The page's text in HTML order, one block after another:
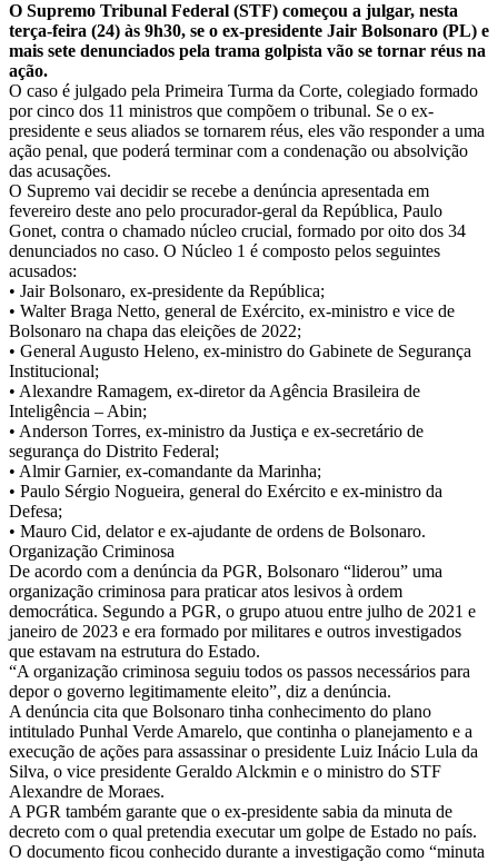
O Supremo Tribunal Federal (STF) começou a julgar, nesta
terça-feira (24) às 9h30, se o ex-presidente Jair Bolsonaro (PL) e
mais sete denunciados pela trama golpista vão se tornar réus na
ação.
O caso é julgado pela Primeira Turma da Corte, colegiado formado
por cinco dos 11 ministros que compõem o tribunal. Se o ex-
presidente e seus aliados se tornarem réus, eles vão responder a uma
ação penal, que poderá terminar com a condenação ou absolvição
das acusações.
O Supremo vai decidir se recebe a denúncia apresentada em
fevereiro deste ano pelo procurador-geral da República, Paulo
Gonet, contra o chamado núcleo crucial, formado por oito dos 34
denunciados no caso. O Núcleo 1 é composto pelos seguintes
acusados:
• Jair Bolsonaro, ex-presidente da República;
• Walter Braga Netto, general de Exército, ex-ministro e vice de
Bolsonaro na chapa das eleições de 2022;
• General Augusto Heleno, ex-ministro do Gabinete de Segurança
Institucional;
• Alexandre Ramagem, ex-diretor da Agência Brasileira de
Inteligência – Abin;
• Anderson Torres, ex-ministro da Justiça e ex-secretário de
segurança do Distrito Federal;
• Almir Garnier, ex-comandante da Marinha;
• Paulo Sérgio Nogueira, general do Exército e ex-ministro da
Defesa;
• Mauro Cid, delator e ex-ajudante de ordens de Bolsonaro.
Organização Criminosa
De acordo com a denúncia da PGR, Bolsonaro “liderou” uma
organização criminosa para praticar atos lesivos à ordem
democrática. Segundo a PGR, o grupo atuou entre julho de 2021 e
janeiro de 2023 e era formado por militares e outros investigados
que estavam na estrutura do Estado.
“A organização criminosa seguiu todos os passos necessários para
depor o governo legitimamente eleito”, diz a denúncia.
A denúncia cita que Bolsonaro tinha conhecimento do plano
intitulado Punhal Verde Amarelo, que continha o planejamento e a
execução de ações para assassinar o presidente Luiz Inácio Lula da
Silva, o vice presidente Geraldo Alckmin e o ministro do STF
Alexandre de Moraes.
A PGR também garante que o ex-presidente sabia da minuta de
decreto com o qual pretendia executar um golpe de Estado no país.
O documento ficou conhecido durante a investigação como “minuta